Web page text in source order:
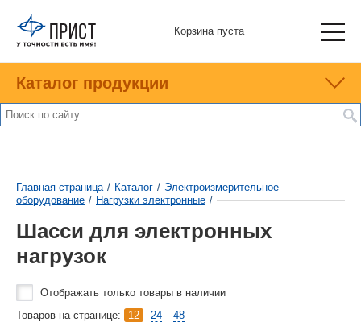
Корзина пуста
Каталог продукции
Главная страница / Каталог / Электроизмерительное
оборудование / Нагрузки электронные /
Шасси для электронных
нагрузок
Отображать только товары в наличии
Товаров на странице:
12 24 48